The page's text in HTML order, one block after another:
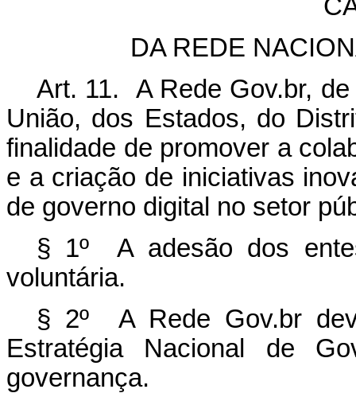
DA REDE
Art. 11. A Rede Gov.br,
União, dos Estados, do
finalidade de promover a
e a criação de iniciativas
de governo digital no setor
§ 1º A adesão dos
voluntária.
§ 2º A Rede Gov.br
Estratégia Nacional de
governança.